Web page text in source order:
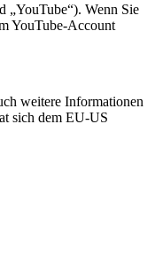
„YouTube“). Wenn Sie
YouTube-Account
weitere Informationen
sich dem EU-US